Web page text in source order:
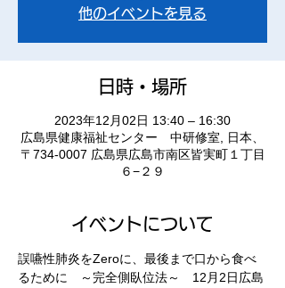
他のイベントを見る
日時・場所
2023年12月02日 13:40 – 16:30
広島県健康福祉センター 中研修室, 日本、
〒734-0007 広島県広島市南区皆実町１丁目
６−２９
イベントについて
誤嚥性肺炎をZeroに、最後まで口から食べ
るために　～完全側臥位法～　12月2日広島